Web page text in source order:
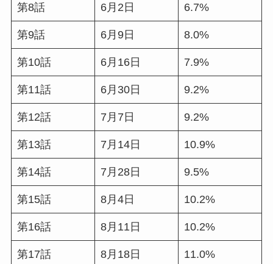
第8話 6月2日 6.7%
第9話 6月9日 8.0%
第10話 6月16日 7.9%
第11話 6月30日 9.2%
第12話 7月7日 9.2%
第13話 7月14日 10.9%
第14話 7月28日 9.5%
第15話 8月4日 10.2%
第16話 8月11日 10.2%
第17話 8月18日 11.0%